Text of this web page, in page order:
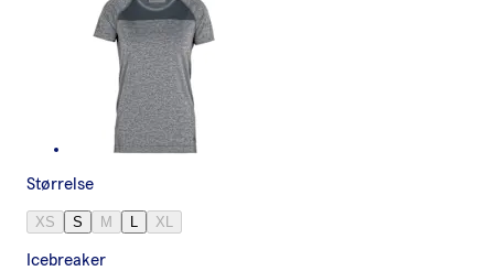
Størrelse
XS S M L XL
Icebreaker